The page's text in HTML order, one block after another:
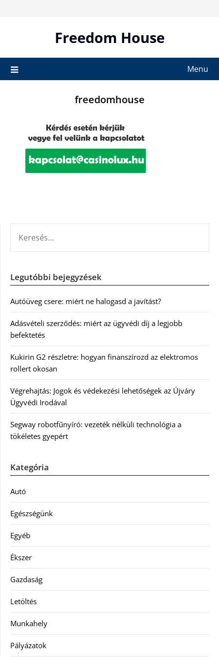
Freedom House
Menu
freedomhouse
Legutóbbi bejegyzések
Autóüveg csere: miért ne halogasd a javítást?
Adásvételi szerződés: miért az ügyvédi díj a legjobb
befektetés
Kukirin G2 részletre: hogyan finanszírozd az elektromos
rollert okosan
Végrehajtás: Jogok és védekezési lehetőségek az Újváry
Ügyvédi Irodával
Segway robotfűnyíró: vezeték nélküli technológia a
tökéletes gyepért
Kategória
Autó
Egészségünk
Egyéb
Ékszer
Gazdaság
Letöltés
Munkahely
Pályázatok